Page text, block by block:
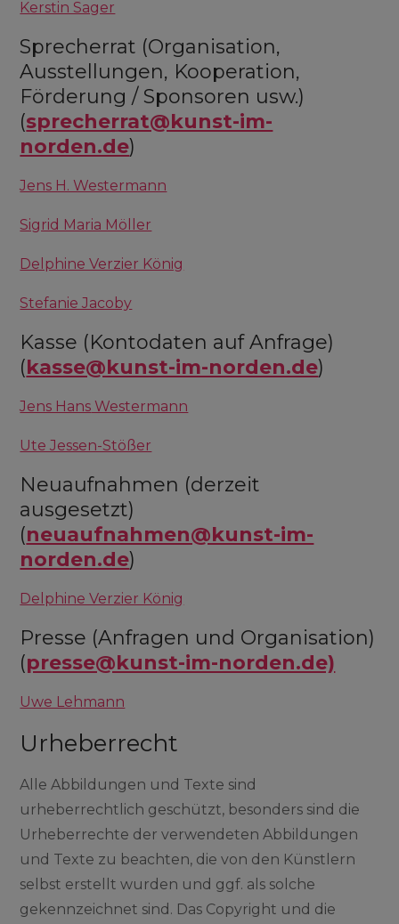
Kerstin Sager
Sprecherrat (Organisation,
Ausstellungen, Kooperation,
Förderung / Sponsoren usw.)
(sprecherrat@kunst-im-
norden.de)
Jens H. Westermann
Sigrid Maria Möller
Delphine Verzier König
Stefanie Jacoby
Kasse (Kontodaten auf Anfrage)
(kasse@kunst-im-norden.de)
Jens Hans Westermann
Ute Jessen-Stößer
Neuaufnahmen (derzeit
ausgesetzt)
(neuaufnahmen@kunst-im-
norden.de)
Delphine Verzier König
Presse (Anfragen und Organisation)
(presse@kunst-im-norden.de)
Uwe Lehmann
Urheberrecht
Alle Abbildungen und Texte sind
urheberrechtlich geschützt, besonders sind die
Urheberrechte der verwendeten Abbildungen
und Texte zu beachten, die von den Künstlern
selbst erstellt wurden und ggf. als solche
gekennzeichnet sind. Das Copyright und die